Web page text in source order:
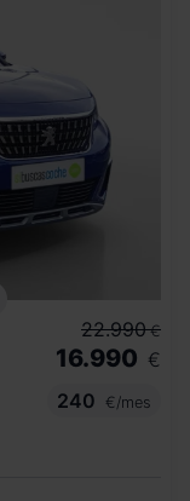
22.990 €
16.990 €
240
€/mes